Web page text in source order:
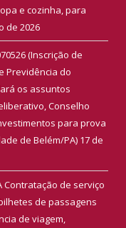
e cozinha, para
de 2026
(Inscrição de
Previdência do
os assuntos
Conselho
para prova
de Belém/PA) 17 de
Contratação de serviço
de passagens
de viagem,